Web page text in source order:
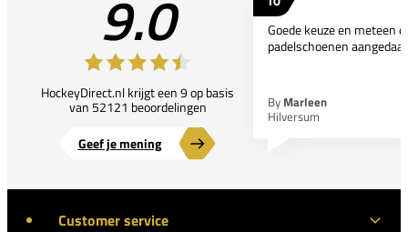
9.0
HockeyDirect.nl krijgt een 9 op basis
van 52121 beoordelingen
Geef je mening
Goede keuze en meteen
padelschoenen
By Marleen
Hilversum
Customer service